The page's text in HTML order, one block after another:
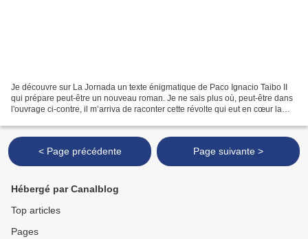
Je découvre sur La Jornada un texte énigmatique de Paco Ignacio Taibo II
qui prépare peut-être un nouveau roman. Je ne sais plus où, peut-être dans
l'ouvrage ci-contre, il m’arriva de raconter cette révolte qui eut en cœur la
< Page précédente Page suivante >
Hébergé par Canalblog
Top articles
Pages